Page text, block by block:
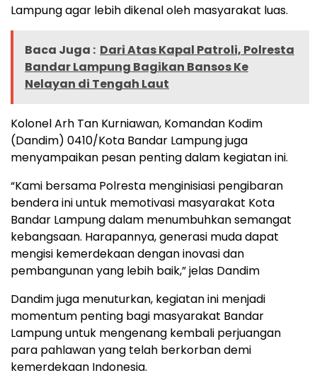
Lampung agar lebih dikenal oleh masyarakat luas.
Baca Juga : Dari Atas Kapal Patroli, Polresta
Bandar Lampung Bagikan Bansos Ke
Nelayan di Tengah Laut
Kolonel Arh Tan Kurniawan, Komandan Kodim
(Dandim) 0410/Kota Bandar Lampung juga
menyampaikan pesan penting dalam kegiatan ini.
“Kami bersama Polresta menginisiasi pengibaran
bendera ini untuk memotivasi masyarakat Kota
Bandar Lampung dalam menumbuhkan semangat
kebangsaan. Harapannya, generasi muda dapat
mengisi kemerdekaan dengan inovasi dan
pembangunan yang lebih baik,” jelas Dandim
Dandim juga menuturkan, kegiatan ini menjadi
momentum penting bagi masyarakat Bandar
Lampung untuk mengenang kembali perjuangan
para pahlawan yang telah berkorban demi
kemerdekaan Indonesia.